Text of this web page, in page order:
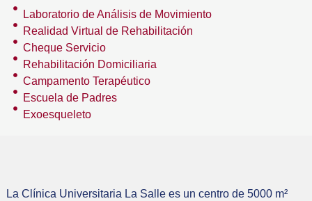
Laboratorio de Análisis de Movimiento
Realidad Virtual de Rehabilitación
Cheque Servicio
Rehabilitación Domiciliaria
Campamento Terapéutico
Escuela de Padres
Exoesqueleto
La Clínica Universitaria La Salle es un centro de 5000 m²